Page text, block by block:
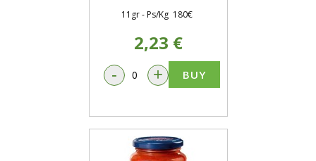
11gr - Ps/Kg 180€
2,23 €
- + BUY